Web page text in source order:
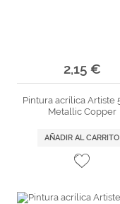
2,15 €
Pintura acrílica Artiste
Metallic Copper
AÑADIR AL CARRITO